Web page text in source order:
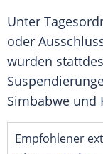
Unter
oder
wurden
Simbabwe und
Empfohlener